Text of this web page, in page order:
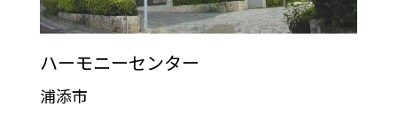
ハーモニーセンター
浦添市